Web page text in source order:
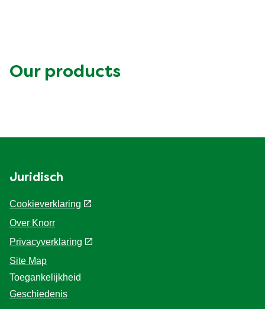
Our products
Juridisch
Cookieverklaring
Over Knorr
Privacyverklaring
Site Map
Toegankelijkheid
Geschiedenis